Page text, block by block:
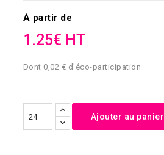
À partir de
1.25€ HT
Dont 0,02 € d'éco-participation
Ajouter au panier